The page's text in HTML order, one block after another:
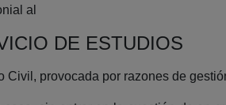
al
DE ESTUDIOS
Civil, provocada por razones de